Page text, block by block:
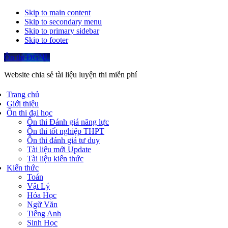
Skip to main content
Skip to secondary menu
Skip to primary sidebar
Skip to footer
Ôn thi ĐGNL
Website chia sẻ tài liệu luyện thi miễn phí
Trang chủ
Giới thiệu
Ôn thi đại học
Ôn thi Đánh giá năng lực
Ôn thi tốt nghiệp THPT
Ôn thi đánh giá tư duy
Tài liệu mới Update
Tài liệu kiến thức
Kiến thức
Toán
Vật Lý
Hóa Học
Ngữ Văn
Tiếng Anh
Sinh Học